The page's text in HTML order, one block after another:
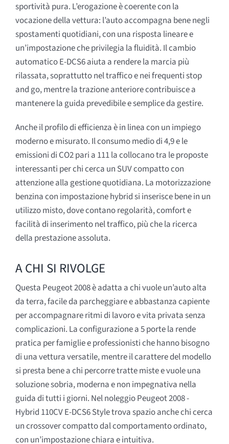
sportività pura. L’erogazione è coerente con la
vocazione della vettura: l’auto accompagna bene negli
spostamenti quotidiani, con una risposta lineare e
un’impostazione che privilegia la fluidità. Il cambio
automatico E-DCS6 aiuta a rendere la marcia più
rilassata, soprattutto nel traffico e nei frequenti stop
and go, mentre la trazione anteriore contribuisce a
mantenere la guida prevedibile e semplice da gestire.
Anche il profilo di efficienza è in linea con un impiego
moderno e misurato. Il consumo medio di 4,9 e le
emissioni di CO2 pari a 111 la collocano tra le proposte
interessanti per chi cerca un SUV compatto con
attenzione alla gestione quotidiana. La motorizzazione
benzina con impostazione hybrid si inserisce bene in un
utilizzo misto, dove contano regolarità, comfort e
facilità di inserimento nel traffico, più che la ricerca
della prestazione assoluta.
A CHI SI RIVOLGE
Questa Peugeot 2008 è adatta a chi vuole un’auto alta
da terra, facile da parcheggiare e abbastanza capiente
per accompagnare ritmi di lavoro e vita privata senza
complicazioni. La configurazione a 5 porte la rende
pratica per famiglie e professionisti che hanno bisogno
di una vettura versatile, mentre il carattere del modello
si presta bene a chi percorre tratte miste e vuole una
soluzione sobria, moderna e non impegnativa nella
guida di tutti i giorni. Nel noleggio Peugeot 2008 -
Hybrid 110CV E-DCS6 Style trova spazio anche chi cerca
un crossover compatto dal comportamento ordinato,
con un’impostazione chiara e intuitiva.